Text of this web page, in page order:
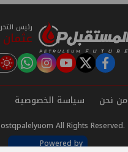
رئيس
facebook
twitter
youtube
instagram
tiktok
من نحن سياسة الخصوصية
All Rights Reserved.
Powered by